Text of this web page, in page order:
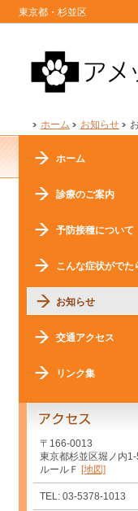
東京都・杉並区
ホーム お知らせ
ホーム
診療のご案内
予防接種について
こんな症状がでた
お知らせ
交通アクセス
リンク集
〒166-0013
東京都杉並区堀ノ内
ルールＦ [地図]
TEL: 03-5378-1013